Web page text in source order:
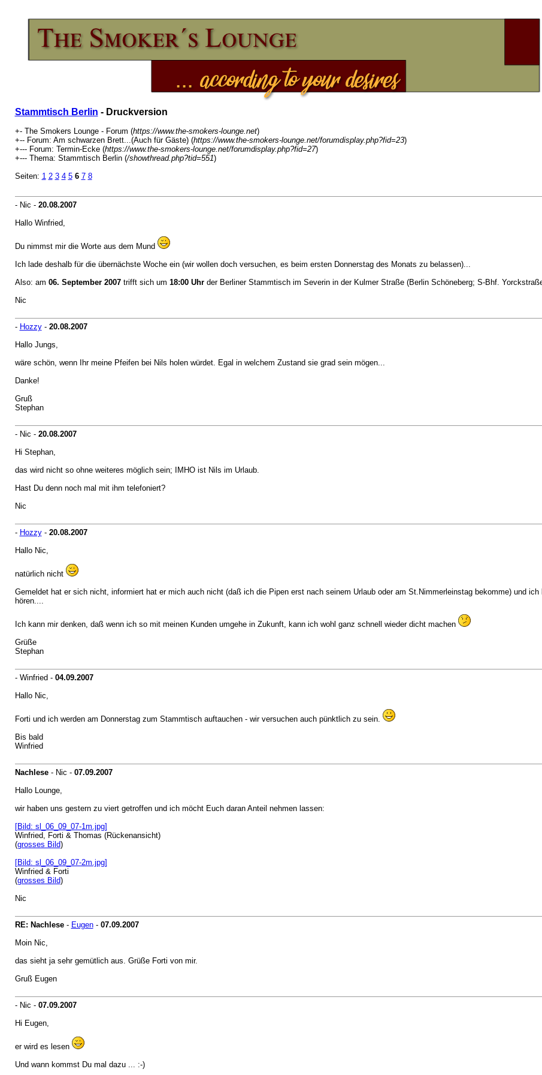
Stammtisch Berlin - Druckversion
+- The Smokers Lounge - Forum (https://www.the-smokers-lounge.net)
+-- Forum: Am schwarzen Brett...(Auch für Gäste) (https://www.the-smokers-lounge.net/forumdisplay.php?fid=23)
+--- Forum: Termin-Ecke (https://www.the-smokers-lounge.net/forumdisplay.php?fid=27)
+--- Thema: Stammtisch Berlin (/showthread.php?tid=551)
Seiten: 1 2 3 4 5 6 7 8
- Nic - 20.08.2007
Hallo Winfried,
Du nimmst mir die Worte aus dem Mund
Ich lade deshalb für die übernächste Woche ein (wir wollen doch versuchen, es beim ersten Donnerstag des Monats zu belassen)...
Also: am 06. September 2007trifft sich um 18:00 Uhrder Berliner Stammtisch im Severin in der Kulmer Straße (Berlin Schöneberg; S-Bhf.
Nic
- Hozzy- 20.08.2007
Hallo Jungs,
wäre schön, wenn Ihr meine Pfeifen bei Nils holen würdet. Egal in welchem Zustand sie grad sein mögen...
Danke!
Gruß
Stephan
- Nic - 20.08.2007
Hi Stephan,
das wird nicht so ohne weiteres möglich sein; IMHO ist Nils im Urlaub.
Hast Du denn noch mal mit ihm telefoniert?
Nic
- Hozzy- 20.08.2007
Hallo Nic,
natürlich nicht
Gemeldet hat er sich nicht, informiert hat er mich auch nicht (daß ich die Pipen erst nach seinem Urlaub oder am St.Nimmerleinstag bekomme) und
hören....
Ich kann mir denken, daß wenn ich so mit meinen Kunden umgehe in Zukunft, kann ich wohl ganz schnell wieder dicht machen
Grüße
Stephan
- Winfried - 04.09.2007
Hallo Nic,
Forti und ich werden am Donnerstag zum Stammtisch auftauchen - wir versuchen auch pünktlich zu sein.
Bis bald
Winfried
Nachlese- Nic - 07.09.2007
Hallo Lounge,
wir haben uns gestern zu viert getroffen und ich möcht Euch daran Anteil nehmen lassen:
[Bild: sl_06_09_07-1m.jpg]
Winfried, Forti & Thomas (Rückenansicht)
(grosses Bild)
[Bild: sl_06_09_07-2m.jpg]
Winfried & Forti
(grosses Bild)
Nic
RE: Nachlese- Eugen- 07.09.2007
Moin Nic,
das sieht ja sehr gemütlich aus. Grüße Forti von mir.
Gruß Eugen
- Nic - 07.09.2007
Hi Eugen,
er wird es lesen
Und wann kommst Du mal dazu ... :-)